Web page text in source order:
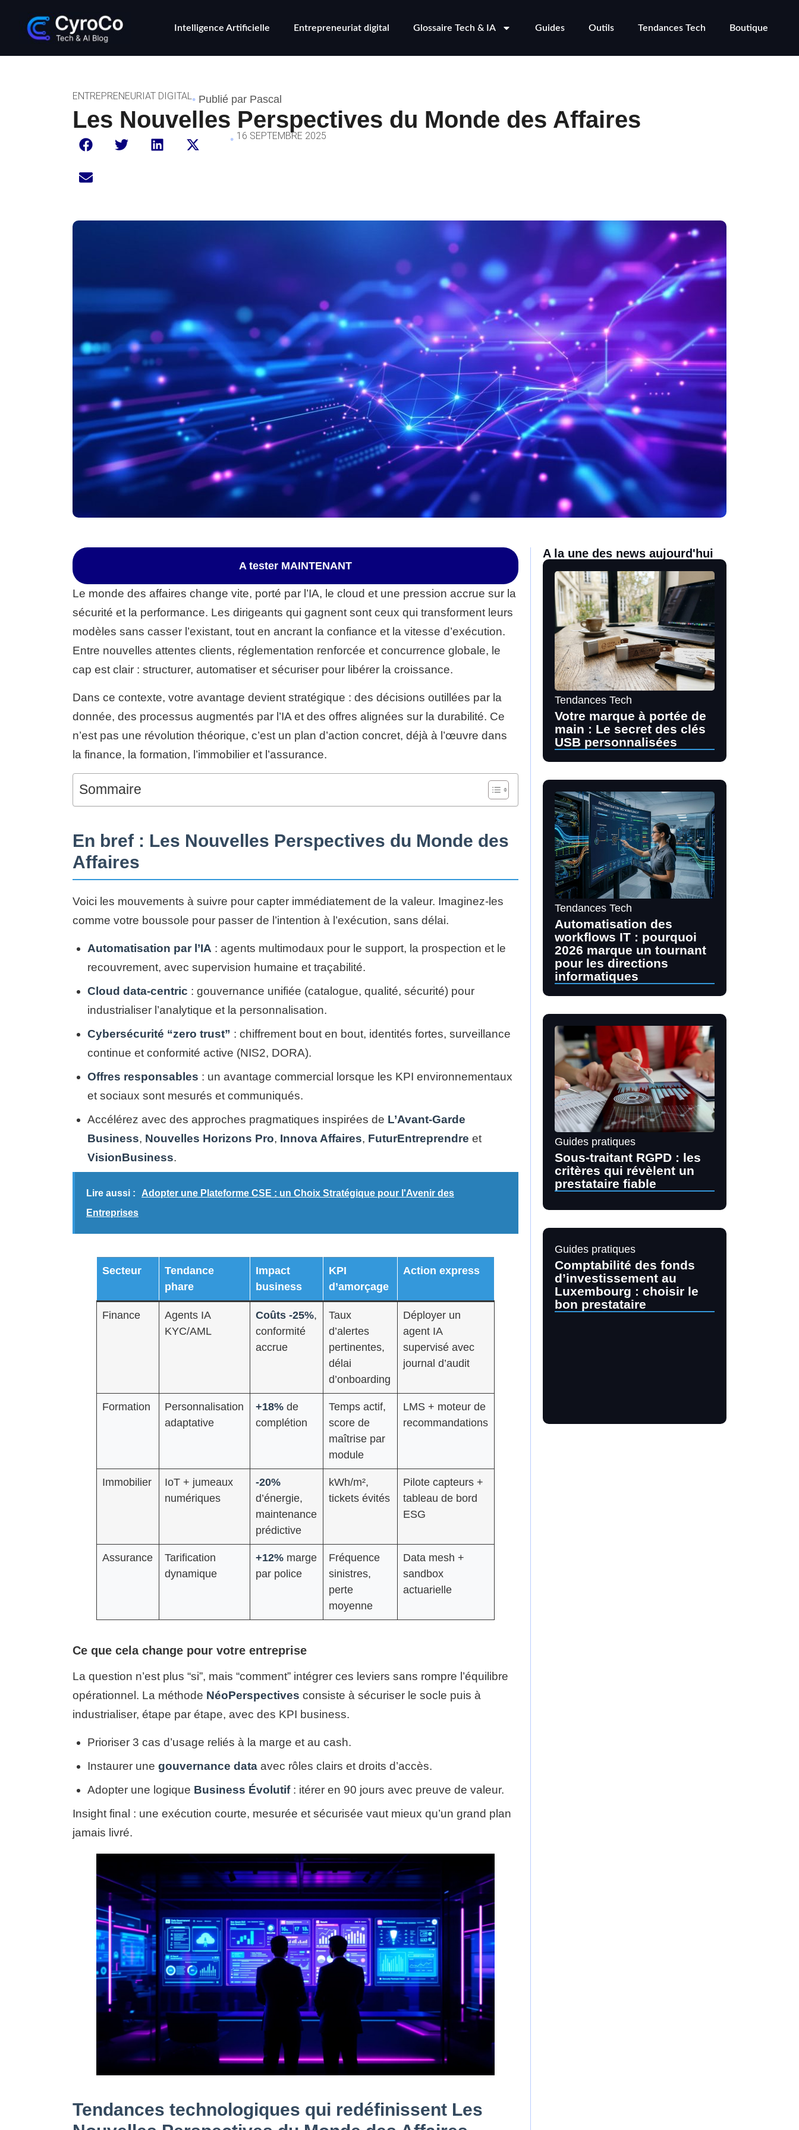
Intelligence Artificielle Entrepreneuriat digital Glossaire Tech & IA Guides Outils Tendances Tech Boutique
ENTREPRENEURIAT DIGITAL • Publié par Pascal
Les Nouvelles Perspectives du Monde des Affaires
• 16 SEPTEMBRE 2025
A tester MAINTENANT
Le monde des affaires change vite, porté par l’IA, le cloud et une pression accrue sur la
sécurité et la performance. Les dirigeants qui gagnent sont ceux qui transforment leurs
modèles sans casser l’existant, tout en ancrant la confiance et la vitesse d’exécution.
Entre nouvelles attentes clients, réglementation renforcée et concurrence globale, le
cap est clair : structurer, automatiser et sécuriser pour libérer la croissance.
Dans ce contexte, votre avantage devient stratégique : des décisions outillées par la
donnée, des processus augmentés par l’IA et des offres alignées sur la durabilité. Ce
n’est pas une révolution théorique, c’est un plan d’action concret, déjà à l’œuvre dans
la finance, la formation, l’immobilier et l’assurance.
Sommaire
En bref : Les Nouvelles Perspectives du Monde des
Affaires
Voici les mouvements à suivre pour capter immédiatement de la valeur. Imaginez-les
comme votre boussole pour passer de l’intention à l’exécution, sans délai.
Automatisation par l’IA : agents multimodaux pour le support, la prospection et le
recouvrement, avec supervision humaine et traçabilité.
Cloud data-centric : gouvernance unifiée (catalogue, qualité, sécurité) pour
industrialiser l’analytique et la personnalisation.
Cybersécurité “zero trust” : chiffrement bout en bout, identités fortes, surveillance
continue et conformité active (NIS2, DORA).
Offres responsables : un avantage commercial lorsque les KPI environnementaux
et sociaux sont mesurés et communiqués.
Accélérez avec des approches pragmatiques inspirées de L’Avant-Garde
Business, Nouvelles Horizons Pro, Innova Affaires, FuturEntreprendre et
VisionBusiness.
Lire aussi :
Adopter une Plateforme CSE : un Choix Stratégique pour l'Avenir des
Entreprises
Secteur
Tendance
phare
Impact
business
KPI
d’amorçage
Action express
Finance
Agents IA
KYC/AML
Coûts -25%,
conformité
accrue
Taux
d’alertes
pertinentes,
délai
d’onboarding
Déployer un
agent IA
supervisé avec
journal d’audit
Formation
Personnalisation
adaptative
+18% de
complétion
Temps actif,
score de
maîtrise par
module
LMS + moteur de
recommandations
Immobilier
IoT + jumeaux
numériques
-20%
d’énergie,
maintenance
prédictive
kWh/m²,
tickets évités
Pilote capteurs +
tableau de bord
ESG
Assurance
Tarification
dynamique
+12% marge
par police
Fréquence
sinistres,
perte
moyenne
Data mesh +
sandbox
actuarielle
Ce que cela change pour votre entreprise
La question n’est plus “si”, mais “comment” intégrer ces leviers sans rompre l’équilibre
opérationnel. La méthode NéoPerspectives consiste à sécuriser le socle puis à
industrialiser, étape par étape, avec des KPI business.
Prioriser 3 cas d’usage reliés à la marge et au cash.
Instaurer une gouvernance data avec rôles clairs et droits d’accès.
Adopter une logique Business Évolutif: itérer en 90 jours avec preuve de valeur.
Insight final : une exécution courte, mesurée et sécurisée vaut mieux qu’un grand plan
jamais livré.
Tendances technologiques qui redéfinissent Les
A la une des news aujourd'hui
Tendances Tech
Votre marque à portée de
main : Le secret des clés
USB personnalisées
Tendances Tech
Automatisation des
workflows IT : pourquoi
2026 marque un tournant
pour les directions
informatiques
Guides pratiques
Sous-traitant RGPD : les
critères qui révèlent un
prestataire fiable
Guides pratiques
Comptabilité des fonds
d’investissement au
Luxembourg : choisir le
bon prestataire